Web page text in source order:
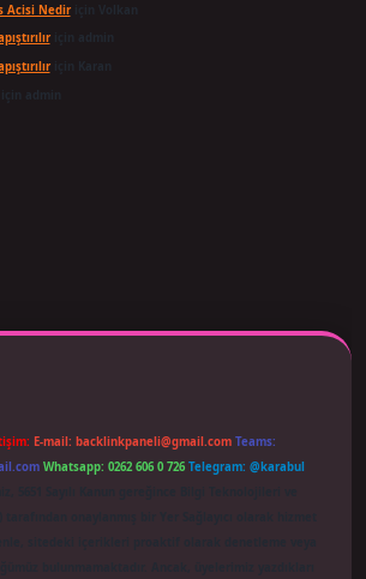
Acisi Nediriçin
için
için
E-mail: backlinkpaneli@gmail.com Teams:
Whatsapp: 0262 606 0 726 Telegram: @karabul